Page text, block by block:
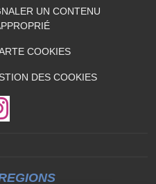
UN CONTENU
COOKIES
DES COOKIES